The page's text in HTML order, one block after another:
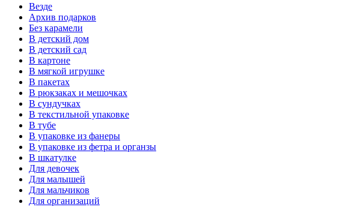
Везде
Архив подарков
Без карамели
В детский дом
В детский сад
В картоне
В мягкой игрушке
В пакетах
В рюкзаках и мешочках
В сундучках
В текстильной упаковке
В тубе
В упаковке из фанеры
В упаковке из фетра и органзы
В шкатулке
Для девочек
Для малышей
Для мальчиков
Для организаций